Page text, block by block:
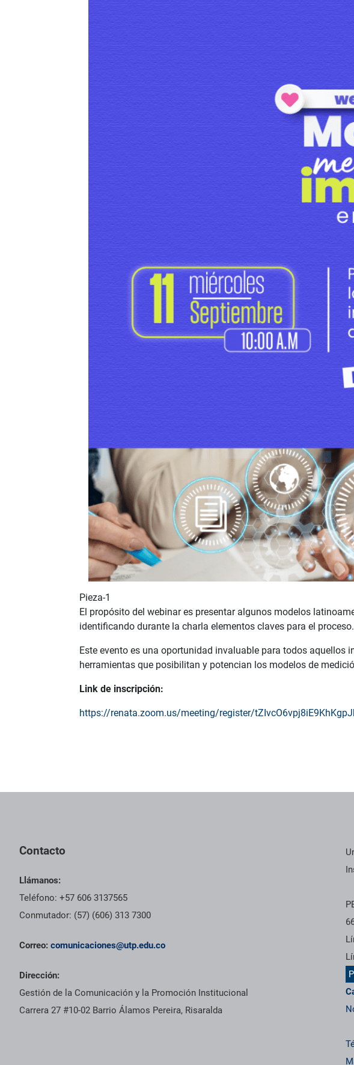
Pieza-1
El propósito del webinar es presentar algunos modelos
identificando durante la charla elementos claves para el proceso.
Este evento es una oportunidad invaluable para todos
herramientas que posibilitan y potencian los modelos de
Link de inscripción:
https://renata.zoom.us/meeting/register/
Contacto
Llámanos:
Teléfono: +57 606 3137565
Conmutador: (57) (606) 313 7300
Correo: comunicaciones@utp.edu.co
Dirección:
Gestión de la Comunicación y la Promoción Institucional
Carrera 27 #10-02 Barrio Álamos Pereira, Risaralda